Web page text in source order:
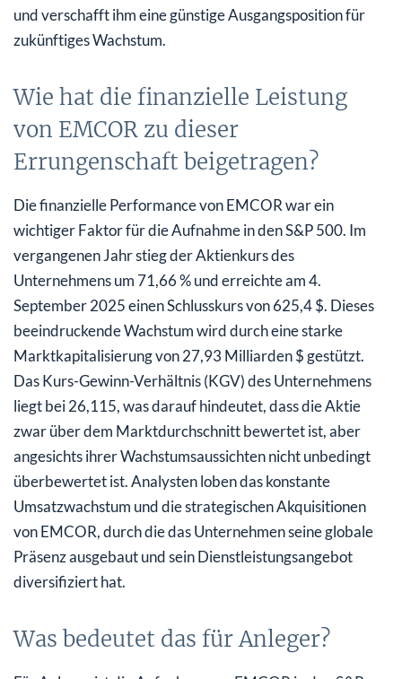
und verschafft ihm eine günstige Ausgangsposition für
zukünftiges Wachstum.
Wie hat die finanzielle Leistung
von EMCOR zu dieser
Errungenschaft beigetragen?
Die finanzielle Performance von EMCOR war ein
wichtiger Faktor für die Aufnahme in den S&P 500. Im
vergangenen Jahr stieg der Aktienkurs des
Unternehmens um 71,66 % und erreichte am 4.
September 2025 einen Schlusskurs von 625,4 $. Dieses
beeindruckende Wachstum wird durch eine starke
Marktkapitalisierung von 27,93 Milliarden $ gestützt.
Das Kurs-Gewinn-Verhältnis (KGV) des Unternehmens
liegt bei 26,115, was darauf hindeutet, dass die Aktie
zwar über dem Marktdurchschnitt bewertet ist, aber
angesichts ihrer Wachstumsaussichten nicht unbedingt
überbewertet ist. Analysten loben das konstante
Umsatzwachstum und die strategischen Akquisitionen
von EMCOR, durch die das Unternehmen seine globale
Präsenz ausgebaut und sein Dienstleistungsangebot
diversifiziert hat.
Was bedeutet das für Anleger?